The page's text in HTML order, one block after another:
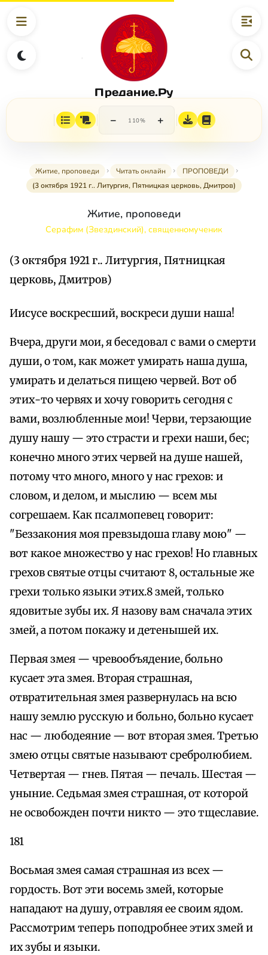
Предание.Ру
− 110% +
Житие, проповеди Читать онлайн
ПРОПОВЕДИ
(3 октября 1921 г.. Литургия, Пятницкая церковь, Дмитров)
Житие, проповеди
Серафим (Звездинский), священномученик
(3 октября 1921 г.. Литургия, Пятницкая
церковь, Дмитров)
Иисусе воскресший, воскреси души наша!
Вчера, други мои, я беседовал с вами о смерти
души, о том, как может умирать наша душа,
умирать и делаться пищею червей. Вот об
этих-то червях и хочу говорить сегодня с
вами, возлюбленные мои! Черви, терзающие
душу нашу — это страсти и грехи наши, бес;
конечно много этих червей на душе нашей,
потому что много, много у нас грехов: и
словом, и делом, и мыслию — всем мы
согрешаем. Как псалмопевец говорит:
"Беззакония моя превзыдоша главу мою" —
вот какое множество у нас грехов! Но главных
грехов святые отцы считают 8, остальные же
грехи только языки этих.8 змей, только
ядовитые зубы их. Я назову вам сначала этих
змей, а потом покажу и детенышей их.
Первая змея — чревообъядение, больно
кусает эта змея. Вторая страшная,
отвратительная змея развернулась на всю
нашу землю русскую и больно, больно кусает
нас — любодеяние — вот вторая змея. Третью
змею отцы святые называют сребролюбием.
Четвертая — гнев. Пятая — печаль. Шестая —
уныние. Седьмая змея страшная, от которой
не освобожден почти никто — это тщеславие.
181
Восьмая змея самая страшная из всех —
гордость. Вот эти восемь змей, которые
нападают на душу, отравляя ее своим ядом.
Рассмотрим теперь поподробнее этих змей и
их зубы и языки.